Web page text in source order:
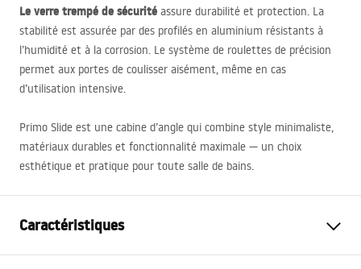
Le verre trempé de sécurité assure durabilité et protection. La
stabilité est assurée par des profilés en aluminium résistants à
l’humidité et à la corrosion. Le système de roulettes de précision
permet aux portes de coulisser aisément, même en cas
d’utilisation intensive.
Primo Slide est une cabine d’angle qui combine style minimaliste,
matériaux durables et fonctionnalité maximale — un choix
esthétique et pratique pour toute salle de bains.
Caractéristiques